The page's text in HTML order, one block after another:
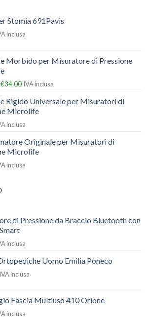
Stomia 691Pavis
inclusa
Morbido per Misuratore di Pressione
€34.00 IVA inclusa
Rigido Universale per Misuratori di
Microlife
inclusa
Originale per Misuratori di
Microlife
inclusa
di Pressione da Braccio Bluetooth con
inclusa
Uomo Emilia Poneco
IVA inclusa
Fascia Multiuso 410 Orione
inclusa